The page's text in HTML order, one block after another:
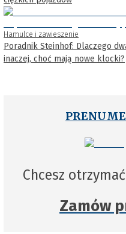
Hamulce i zawieszenie
Poradnik Steinhof: Dlaczego
inaczej, choć mają nowe klocki?
Chcesz
Zamów